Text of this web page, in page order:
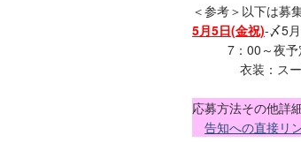
＜参考＞以下は募
5月5日(金祝)-〆5
7：00～夜予
衣装：ス
応募方法その他詳
告知への直接リ